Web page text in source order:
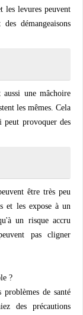
les levures peuvent
démangeaisons
une mâchoire
les mêmes. Cela
peut provoquer des
être très peu
et les expose à un
un risque accru
pas cligner
?
problèmes de santé
des précautions